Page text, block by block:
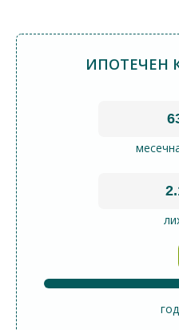
ИПОТЕЧЕН